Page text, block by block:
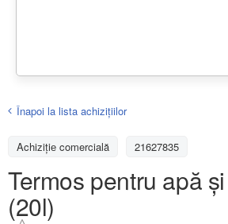
Înapoi la lista achiziţiilor
Achizițiе comercială 21627835
Termos pentru apă
(20l)